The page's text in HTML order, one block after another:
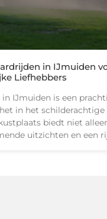
in IJmuiden
Liefhebbers
in IJmuiden is een
in het
biedt niet
uitzichten en een